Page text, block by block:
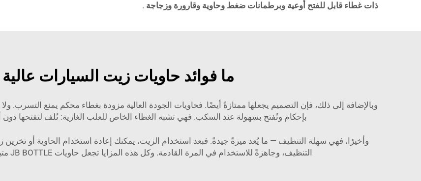
ذات غطاء قابل للفتح أوعية وبرطمانات ضغط وحاوية وقارورة وزجاجة .
ما فوائد حاويات زيت السيارات
بإحكام وتُفتح بسهولة عند السكب. فهي تشبه الغطاء الخاص للعلب الغازية: تُلف لتفتحها
التنظيف، وجاهزةً للاستخدام في المرة القادمة. وكل هذه المزايا تجعل حاويات JB BOTTLE متينةً وموثوقةً في مجال العناية بالسيارات.